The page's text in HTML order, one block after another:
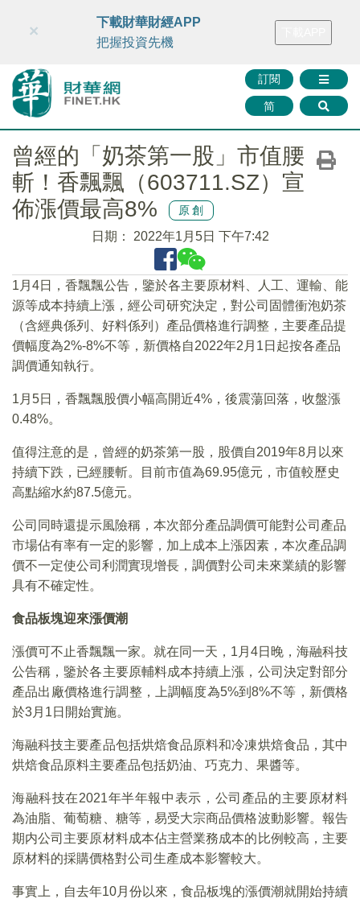
財華智庫網 FINTV FINMETA 財華證券 媒體矩陣
訂閱
简
×
下載財華財經APP
把握投資先機
曾經的「奶茶第一股」市值腰
斬！香飄飄（603711.SZ）宣
佈漲價最高8%
原創
日期： 2022年1月5日 下午7:42
1月4日，香飄飄公告，鑒於各主要原材料、人工、運輸、能
源等成本持續上漲，經公司研究決定，對公司固體衝泡奶茶
（含經典係列、好料係列）產品價格進行調整，主要產品提
價幅度為2%-8%不等，新價格自2022年2月1日起按各產品
調價通知執行。
1月5日，香飄飄股價小幅高開近4%，後震蕩回落，收盤漲
0.48%。
值得注意的是，曾經的奶茶第一股，股價自2019年8月以來
持續下跌，已經腰斬。目前市值為69.95億元，市值較歷史
高點縮水約87.5億元。
公司同時還提示風險稱，本次部分產品調價可能對公司產品
市場佔有率有一定的影響，加上成本上漲因素，本次產品調
價不一定使公司利潤實現增長，調價對公司未來業績的影響
具有不確定性。
食品板塊迎來漲價潮
漲價可不止香飄飄一家。就在同一天，1月4日晚，海融科技
公告稱，鑒於各主要原輔料成本持續上漲，公司決定對部分
產品出廠價格進行調整，上調幅度為5%到8%不等，新價格
於3月1日開始實施。
海融科技主要產品包括烘焙食品原料和冷凍烘焙食品，其中
烘焙食品原料主要產品包括奶油、巧克力、果醬等。
海融科技在2021年半年報中表示，公司產品的主要原材料
為油脂、葡萄糖、糖等，易受大宗商品價格波動影響。報告
期内公司主要原材料成本佔主營業務成本的比例較高，主要
原材料的採購價格對公司生產成本影響較大。
事實上，自去年10月份以來，食品板塊的漲價潮就開始持續